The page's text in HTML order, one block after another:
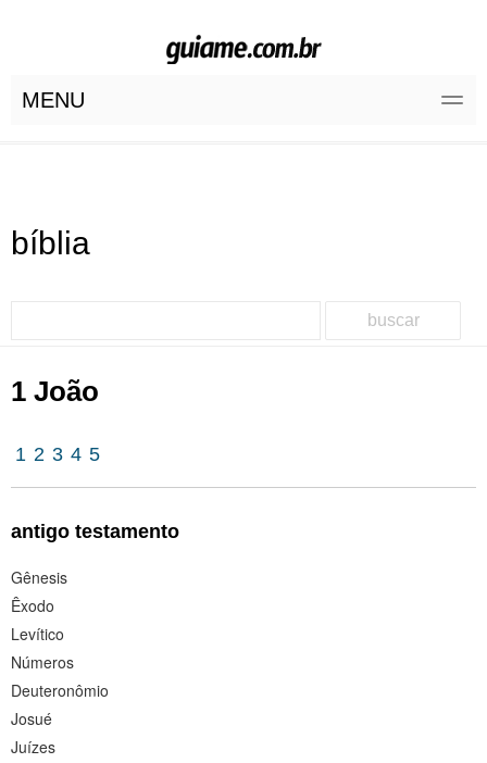
MENU
bíblia
buscar
1 João
1 2 3 4 5
antigo testamento
Gênesis
Êxodo
Levítico
Números
Deuteronômio
Josué
Juízes